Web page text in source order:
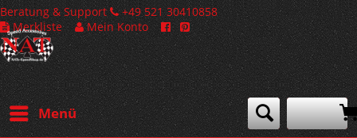
Beratung & Support
+49 521 30410858
Merkliste
Mein Konto
Menü